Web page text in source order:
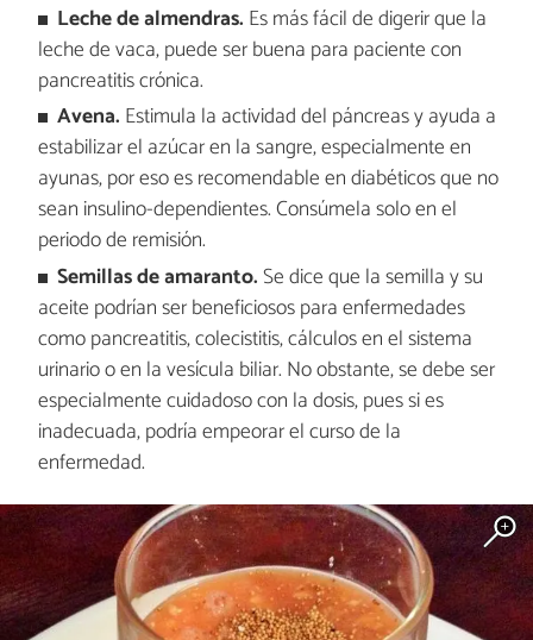
Leche de almendras. Es más fácil de digerir que la
leche de vaca, puede ser buena para paciente con
pancreatitis crónica.
Avena. Estimula la actividad del páncreas y ayuda a
estabilizar el azúcar en la sangre, especialmente en
ayunas, por eso es recomendable en diabéticos que no
sean insulino-dependientes. Consúmela solo en el
periodo de remisión.
Semillas de amaranto.Se dice que la semilla y su
aceite podrían ser beneficiosos para enfermedades
como pancreatitis, colecistitis, cálculos en el sistema
urinario o en la vesícula biliar. No obstante, se debe ser
especialmente cuidadoso con la dosis, pues si es
inadecuada, podría empeorar el curso de la
enfermedad.